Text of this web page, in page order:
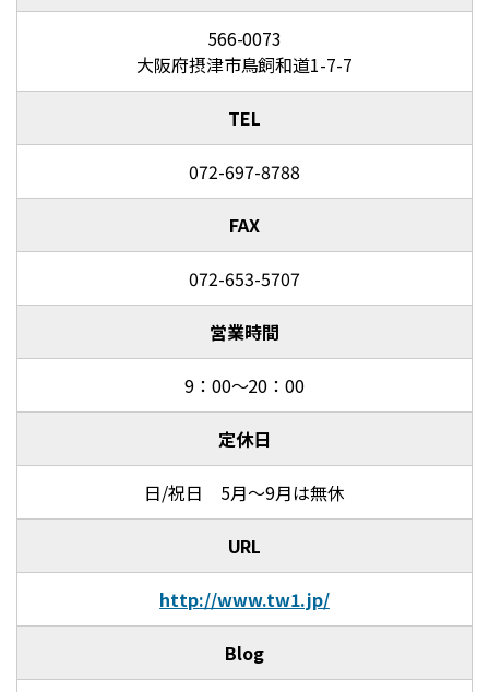
566-0073
大阪府摂津市鳥飼和道1-7-7
TEL
072-697-8788
FAX
072-653-5707
営業時間
9：00～20：00
定休日
日/祝日 5月～9月は無休
URL
http://www.tw1.jp/
Blog